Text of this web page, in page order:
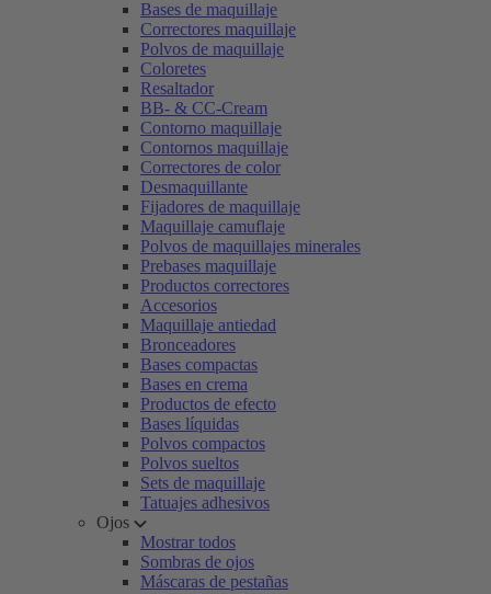
Bases de maquillaje
Correctores maquillaje
Polvos de maquillaje
Coloretes
Resaltador
BB- & CC-Cream
Contorno maquillaje
Contornos maquillaje
Correctores de color
Desmaquillante
Fijadores de maquillaje
Maquillaje camuflaje
Polvos de maquillajes minerales
Prebases maquillaje
Productos correctores
Accesorios
Maquillaje antiedad
Bronceadores
Bases compactas
Bases en crema
Productos de efecto
Bases líquidas
Polvos compactos
Polvos sueltos
Sets de maquillaje
Tatuajes adhesivos
Ojos
Mostrar todos
Sombras de ojos
Máscaras de pestañas